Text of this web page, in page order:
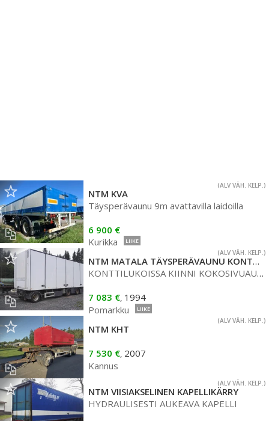
(ALV VÄH. KELP.)
NTM KVA
Täysperävaunu 9m avattavilla laidoilla
6 900 €
Kurikka
LIIKE
(ALV VÄH. KELP.)
NTM MATALA TÄYSPERÄVAUNU KONTTILUKOILLA
KONTTILUKOISSA KIINNI KOKOSIVUAUKEAVA KYLMÄKORI, MYYDÄÄN MYÖS ERIKSEEN
7 083 €, 1994
Pomarkku
LIIKE
(ALV VÄH. KELP.)
NTM KHT
7 530 €, 2007
Kannus
(ALV VÄH. KELP.)
NTM VIISIAKSELINEN KAPELLIKÄRRY
HYDRAULISESTI AUKEAVA KAPELLI